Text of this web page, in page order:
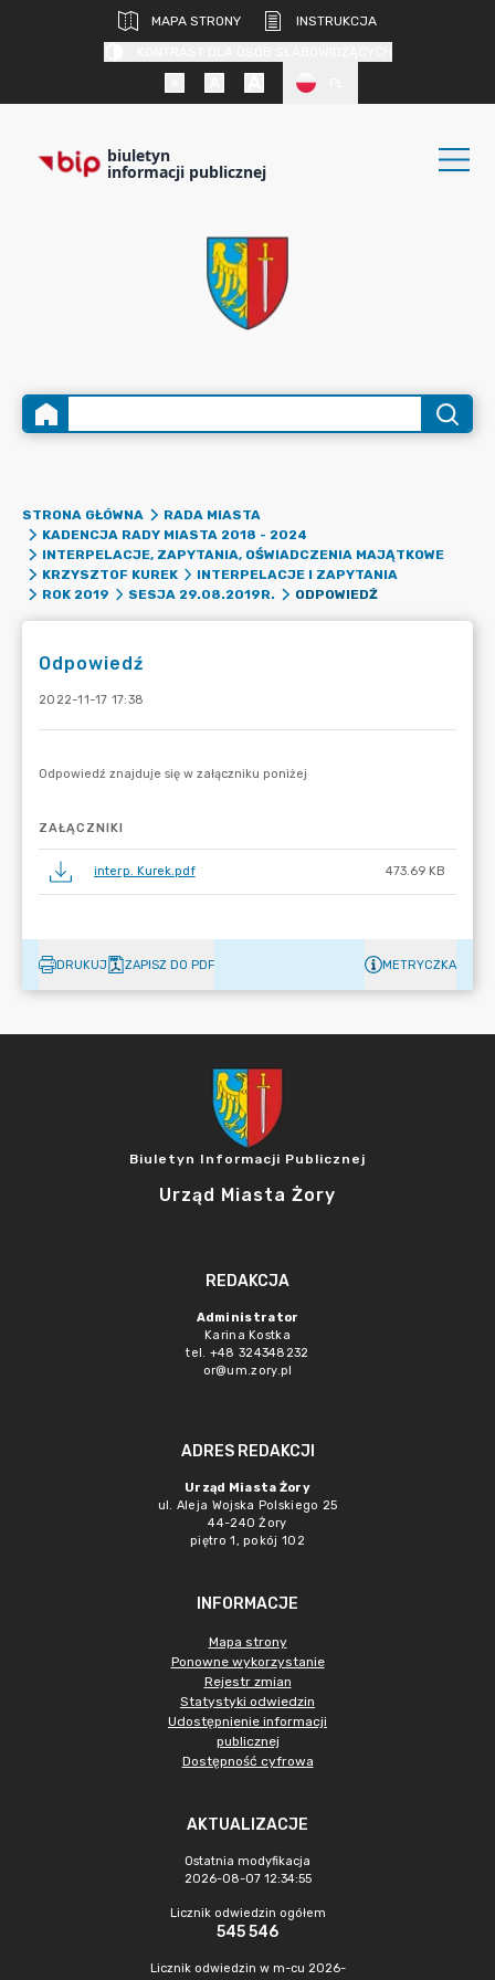
MAPA STRONY
INSTRUKCJA
biuletyn
informacji publicznej
STRONA GŁÓWNA
RADA MIASTA
KADENCJA RADY MIASTA 2018 - 2024
INTERPELACJE, ZAPYTANIA, OŚWIADCZENIA MAJĄTKOWE
KRZYSZTOF KUREK
INTERPELACJE I ZAPYTANIA
ROK 2019
SESJA 29.08.2019R. ODPOWIEDŹ
Odpowiedź
2022-11-17 17:38
ZAŁĄCZNIKI
interp. Kurek.pdf 473.69 KB
DRUKUJ ZAPISZ DO PDF METRYCZKA
Biuletyn Informacji Publicznej
Urząd Miasta Żory
REDAKCJA
Administrator
Karina Kostka
tel. +48 324348232
or@um.zory.pl
ADRES REDAKCJI
Urząd Miasta Żory
ul. Aleja Wojska Polskiego 25
44-240 Żory
piętro 1, pokój 102
INFORMACJE
Mapa strony
Ponowne wykorzystanie
Rejestr zmian
Statystyki odwiedzin
Udostępnienie informacji
publicznej
Dostępność cyfrowa
AKTUALIZACJE
Ostatnia modyfikacja
2026-08-07 12:34:55
Licznik odwiedzin ogółem
545 546
Licznik odwiedzin w m-cu 2026-